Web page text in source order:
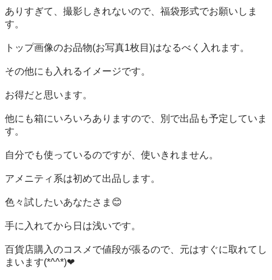
ありすぎて、撮影しきれないので、福袋形式でお願いしま
す。
トップ画像のお品物(お写真1枚目)はなるべく入れます。
その他にも入れるイメージです。
お得だと思います。
他にも箱にいろいろありますので、別で出品も予定していま
す。
自分でも使っているのですが、使いきれません。
アメニティ系は初めて出品します。
色々試したいあなたさま😊
手に入れてから日は浅いです。
百貨店購入のコスメで値段が張るので、元はすぐに取れてし
まいます(*^^*)❤